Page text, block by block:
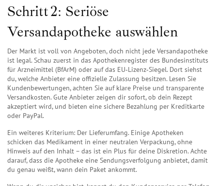
Schritt 2: Seriöse
Versandapotheke auswählen
Der Markt ist voll von Angeboten, doch nicht jede Versandapotheke
ist legal. Schau zuerst in das Apothekenregister des Bundesinstituts
für Arzneimittel (BfArM) oder auf das EU‑Lizenz‑Siegel. Dort siehst
du, welche Anbieter eine offizielle Zulassung besitzen. Lesen Sie
Kundenbewertungen, achten Sie auf klare Preise und transparente
Versandkosten. Gute Anbieter zeigen dir sofort, ob dein Rezept
akzeptiert wird, und bieten eine sichere Bezahlung per Kreditkarte
oder PayPal.
Ein weiteres Kriterium: Der Lieferumfang. Einige Apotheken
schicken das Medikament in einer neutralen Verpackung, ohne
Hinweis auf den Inhalt – das ist ein Plus für deine Diskretion. Achte
darauf, dass die Apotheke eine Sendungsverfolgung anbietet, damit
du genau weißt, wann dein Paket ankommt.